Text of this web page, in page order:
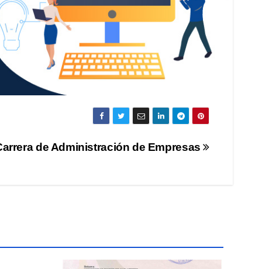
de Administración de Empresas